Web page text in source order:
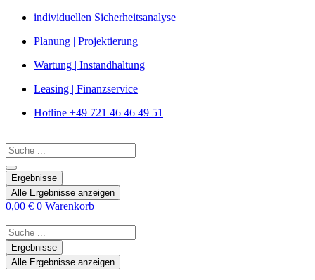
Zum
springen
individuellen Sicherheitsanalyse
Planung | Projektierung
Wartung | Instandhaltung
Leasing | Finanzservice
Hotline +49 721 46 46 49 51
Search
...
Ergebnisse
Alle Ergebnisse anzeigen
0,00 € 0 Warenkorb
Search
...Ergebnisse
Alle Ergebnisse anzeigen